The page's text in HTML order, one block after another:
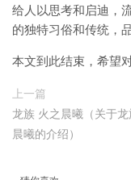
给人以思考和启迪，
的独特习俗和传统，
本文到此结束，希望
上一篇
龙族 火之晨曦（关于龙
晨曦的介绍）